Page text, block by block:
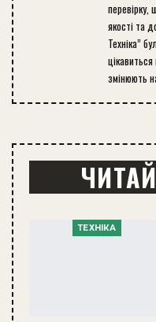
перевірку,
якості та
Техніка”
цікавиться
змінюють
ТЕХНІКА